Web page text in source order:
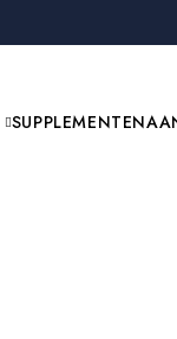
SUPPLEMENTEN